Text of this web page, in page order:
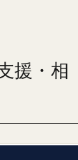
援・相